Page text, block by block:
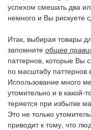
успехом смешать два
немного и Вы рискуете
Итак, выбирая товары
запомните общее
паттернов, которые Вы
по масштабу
Использование много
утомительно и в какой-
теряется при избытке
Это не только
приводит к тому, что